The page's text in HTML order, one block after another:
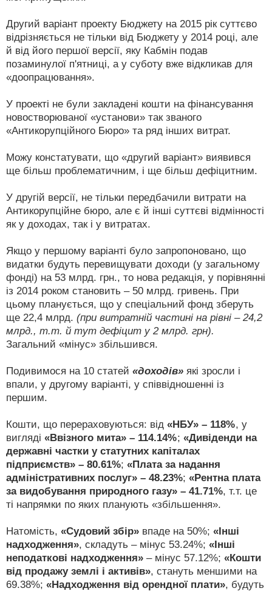
Другий варіант проекту Бюджету на 2015 рік суттєво
відрізняється не тільки від Бюджету у 2014 році, але
й від його першої версії, яку Кабмін подав
позаминулої п'ятниці, а у суботу вже відкликав для
«доопрацювання».
У проекті не були закладені кошти на фінансування
новостворюваної «установи» так званого
«Антикорупційного Бюро» та ряд інших витрат.
Можу констатувати, що «другий варіант» виявився
ще більш проблематичним, і ще більш дефіцитним.
У другій версії, не тільки передбачили витрати на
Антикорупційне бюро, але є й інші суттєві відмінності
як у доходах, так і у витратах.
Якщо у першому варіанті було запропоновано, що
видатки будуть перевищувати доходи (у загальному
фонді) на 53 млрд. грн., то нова редакція, у порівнянні
із 2014 роком становить – 50 млрд. гривень. При
цьому планується, що у спеціальний фонд зберуть
ще 22,4 млрд. (при витратній частині на рівні – 24,2
млрд., т.т. й тут дефіцит у 2 млрд. грн).
Загальний «мінус» збільшився.
Подивимося на 10 статей «доходів» які зросли і
впали, у другому варіанті, у співвідношенні із
першим.
Кошти, що перераховуються: від «НБУ» – 118%, у
вигляді «Ввізного мита» – 114.14%; «Дивіденди на
державні частки у статутних капіталах
підприємств» – 80.61%; «Плата за надання
адміністративних послуг» – 48.23%; «Рентна плата
за видобування природного газу» – 41.71%, т.т. це
ті напрямки по яких планують «збільшення».
Натомість, «Судовий збір» впаде на 50%; «Інші
надходження», складуть – мінус 53.24%; «Інші
неподаткові надходження» – мінус 57.12%; «Кошти
від продажу землі і активів», стануть меншими на
69.38%; «Надходження від орендної плати», будуть